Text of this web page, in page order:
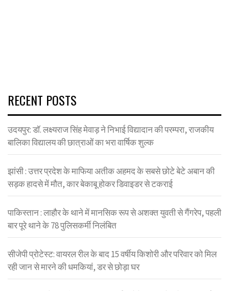
RECENT POSTS
उदयपुर: डॉ. लक्ष्यराज सिंह मेवाड़ ने निभाई विद्यादान की परम्परा, राजकीय
बालिका विद्यालय की छात्राओं का भरा वार्षिक शुल्क
झांसी : उत्तर प्रदेश के माफिया अतीक अहमद के सबसे छोटे बेटे अबान की
सड़क हादसे में मौत, कार बेकाबू होकर डिवाइडर से टकराई
पाकिस्तान : लाहौर के थाने में मानसिक रूप से अशक्त युवती से गैंगरेप, पहली
बार पूरे थाने के 78 पुलिसकर्मी निलंबित
सीजेपी प्रोटेस्ट: वायरल रील के बाद 15 वर्षीय किशोरी और परिवार को मिल
रही जान से मारने की धमकियां, डर से छोड़ा घर